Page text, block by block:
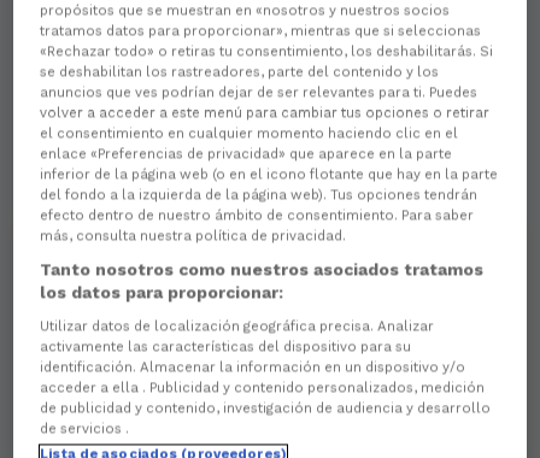
propósitos que se muestran en «nosotros y nuestros socios
tratamos datos para proporcionar», mientras que si seleccionas
«Rechazar todo» o retiras tu consentimiento, los deshabilitarás. Si
se deshabilitan los rastreadores, parte del contenido y los
anuncios que ves podrían dejar de ser relevantes para ti. Puedes
volver a acceder a este menú para cambiar tus opciones o retirar
el consentimiento en cualquier momento haciendo clic en el
enlace «Preferencias de privacidad» que aparece en la parte
inferior de la página web (o en el icono flotante que hay en la parte
del fondo a la izquierda de la página web). Tus opciones tendrán
efecto dentro de nuestro ámbito de consentimiento. Para saber
más, consulta nuestra política de privacidad.
Tanto nosotros como nuestros asociados tratamos
los datos para proporcionar:
Utilizar datos de localización geográfica precisa. Analizar
activamente las características del dispositivo para su
identificación. Almacenar la información en un dispositivo y/o
acceder a ella . Publicidad y contenido personalizados, medición
de publicidad y contenido, investigación de audiencia y desarrollo
de servicios .
Lista de asociados (proveedores)